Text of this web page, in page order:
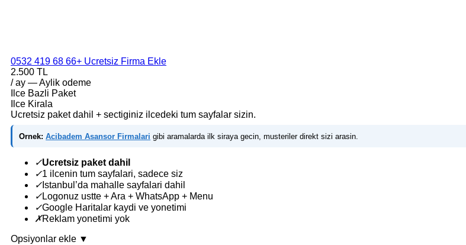
0532 419 68 66+ Ucretsiz Firma Ekle
2.500 TL
/ ay — Aylik odeme
Ilce Bazli Paket
Ilce Kirala
Ucretsiz paket dahil + sectiginiz ilcedeki tum sayfalar sizin.
Ornek: Acibadem Asansor Firmalari gibi aramalarda ilk siraya gecin, musteriler direkt sizi arasin.
✓Ucretsiz paket dahil
✓1 ilcenin tum sayfalari, sadece siz
✓ Istanbul’da mahalle sayfalari dahil
✓Logonuz ustte + Ara + WhatsApp + Menu
✓Google Haritalar kaydi ve yonetimi
✗Reklam yonetimi yok
Opsiyonlar ekle ▼